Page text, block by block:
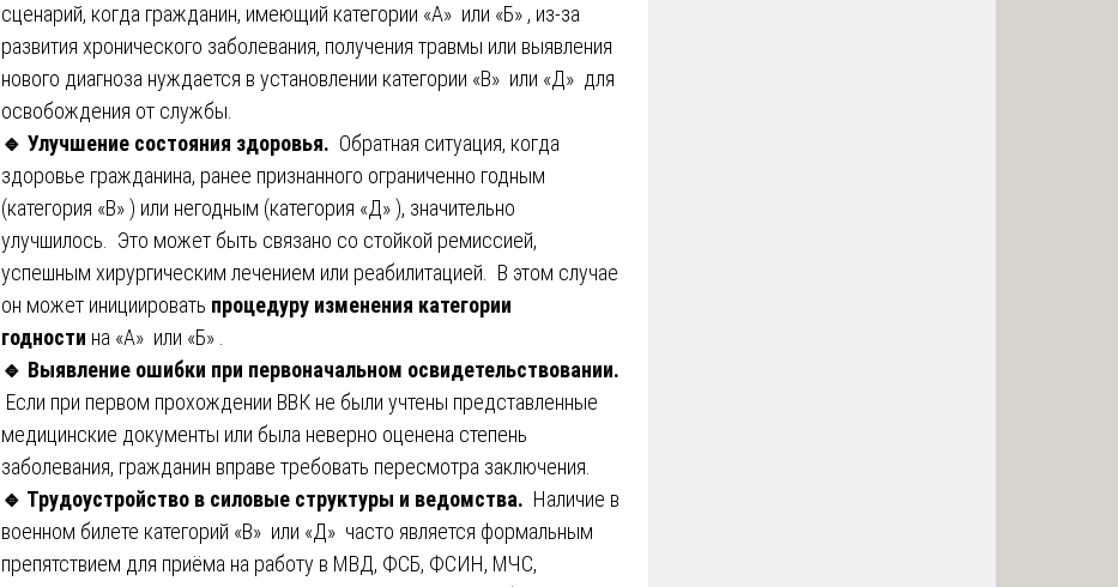
сценарий, когда гражданин, имеющий категории «А» или «Б» , из-за
развития хронического заболевания, получения травмы или выявления
нового диагноза нуждается в установлении категории «В» или «Д» для
освобождения от службы.
🔹 Улучшение состояния здоровья. Обратная ситуация, когда
здоровье гражданина, ранее признанного ограниченно годным
(категория «В» ) или негодным (категория «Д» ), значительно
улучшилось. Это может быть связано со стойкой ремиссией,
успешным хирургическим лечением или реабилитацией. В этом случае
он может инициировать процедуру изменения категории
годности на «А» или «Б» .
🔹 Выявление ошибки при первоначальном освидетельствовании.
Если при первом прохождении ВВК не были учтены представленные
медицинские документы или была неверно оценена степень
заболевания, гражданин вправе требовать пересмотра заключения.
🔹 Трудоустройство в силовые структуры и ведомства. Наличие в
военном билете категорий «В» или «Д» часто является формальным
препятствием для приёма на работу в МВД, ФСБ, ФСИН, МЧС,